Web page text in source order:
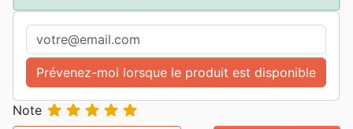
Prévenez-moi lorsque le produit est disponible
Note     